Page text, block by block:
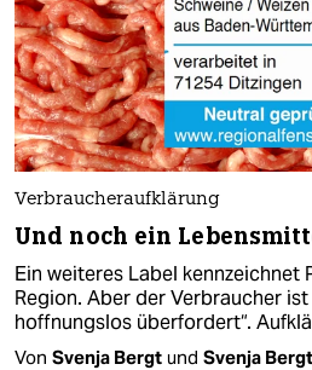
Verbraucheraufklärung
Und noch ein
Ein weiteres Label kennzeichnet
Region. Aber der Verbraucher
hoffnungslos überfordert“.
Von Svenja Bergt und Svenja Bergt